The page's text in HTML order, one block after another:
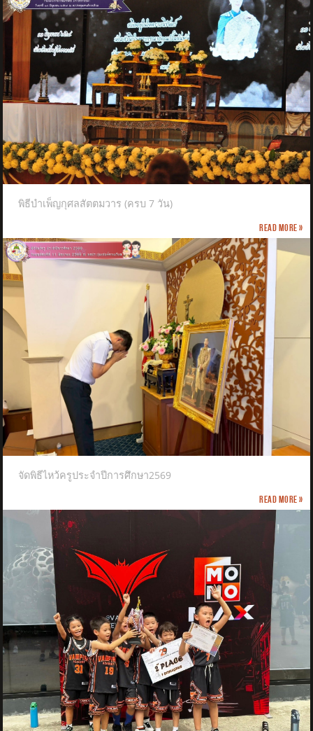
พิธีบำเพ็ญกุศลสัตตมวาร (ครบ 7 วัน)
Read more »
จัดพิธีไหว้ครูประจำปีการศึกษา2569
Read more »